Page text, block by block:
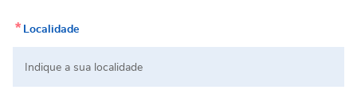
* Localidade